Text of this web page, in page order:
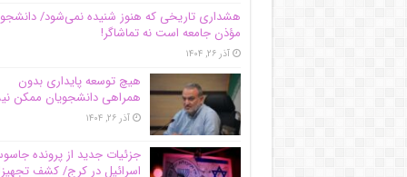
هشداری تاریخی که هنوز شنیده نمی‌شود/ دانشجو
مؤذن جامعه است نه تماشاگر!
آذر ۲۶, ۱۴۰۴
هیچ توسعه پایداری بدون
همراهی دانشجویان ممکن
آذر ۲۶, ۱۴۰۴
جزئیات جدید از پرونده
اسرائیل در کرج/‌ کشف